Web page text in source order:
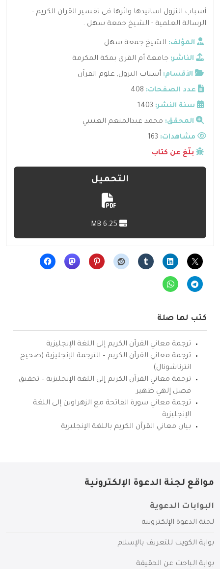
أسباب النزول اسانيدها واثرها في تفسير القران الكريم -
الرسالة العلمية - الشيخ جمعة سهل .
المؤلف: الشيخ جمعة سهل
الناشر: جامعة أم القرى بمكة المكرمة
الأقسام: أسباب النزول, علوم القرآن
عدد الصفحات: 408
سنة النشر: 1403
المحقق: محمد عبدالمنعم العتيبي
مشاهدات:
بلّغ عن كتاب
التحميل
كتب لها صلة
ترجمة معاني القرآن الكريم إلى اللغة الإنجليزية
ترجمة معاني القرآن الكريم – الترجمة الإنجليزية (صحيح
انترناشونال)
ترجمة معاني القرآن الكريم إلى اللغة الإنجليزية – تحقيق
فضل إلهي ظهير
ترجمة معاني سورة الفاتحة مع الزهراوين إلى اللغة
الإنجليزية
بيان معاني القرآن الكريم باللغة الإنجليزية
مواقع لجنة الدعوة الإلكترونية
البوابات الدعوية
لجنة الدعوة الإلكترونية
بوابة الكويت للتعريف بالإسلام
بوابة الباحث عن الحقيقة